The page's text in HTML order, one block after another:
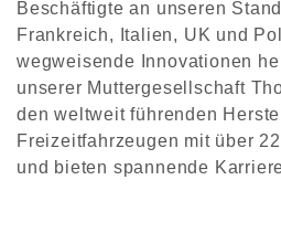
Beschäftigte an unseren
Frankreich, Italien, UK und
wegweisende Innovationen
unserer Muttergesellschaft
den weltweit führenden
Freizeitfahrzeugen mit über
und bieten spannende